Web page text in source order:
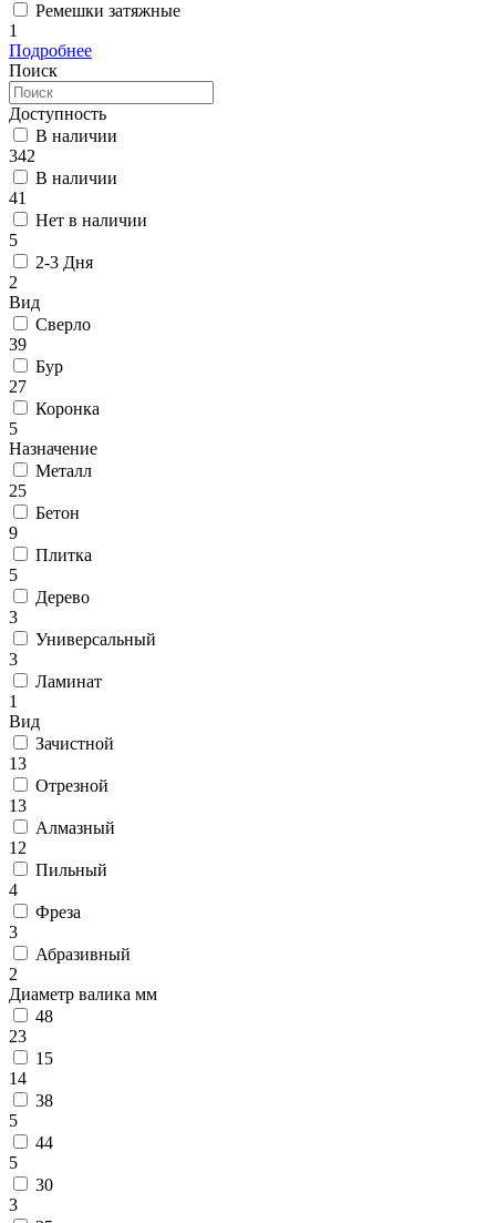
Ремешки затяжные
1
Подробнее
Поиск
Доступность
В наличии
342
В наличии
41
Нет в наличии
5
2-3 Дня
2
Вид
Сверло
39
Бур
27
Коронка
5
Назначение
Металл
25
Бетон
9
Плитка
5
Дерево
3
Универсальный
3
Ламинат
1
Вид
Зачистной
13
Отрезной
13
Алмазный
12
Пильный
4
Фреза
3
Абразивный
2
Диаметр валика мм
48
23
15
14
38
5
44
5
30
3